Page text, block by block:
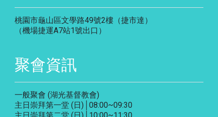
桃園市龜山區文學路49號2樓（捷市達）
（機場捷運A7站1號出口）
聚會資訊
一般聚會 (湖光基督教會)
主日崇拜第一堂 (日)│08:00~09:30